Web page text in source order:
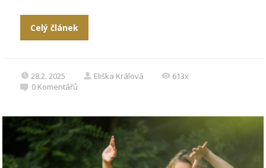
Celý článek
28.2. 2025 Eliška Králová
613x
0 Komentářů